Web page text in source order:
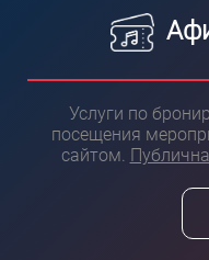
Услуги по
посещения
сайтом.